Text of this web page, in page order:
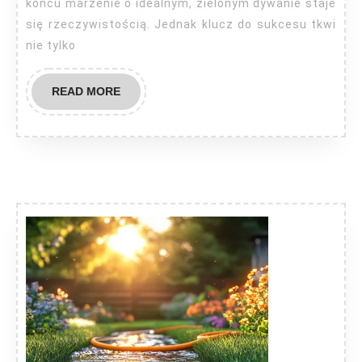
końcu marzenie o idealnym, zielonym dywanie staje
się rzeczywistością. Jednak klucz do sukcesu tkwi
nie tylko
READ MOREREAD
MORE